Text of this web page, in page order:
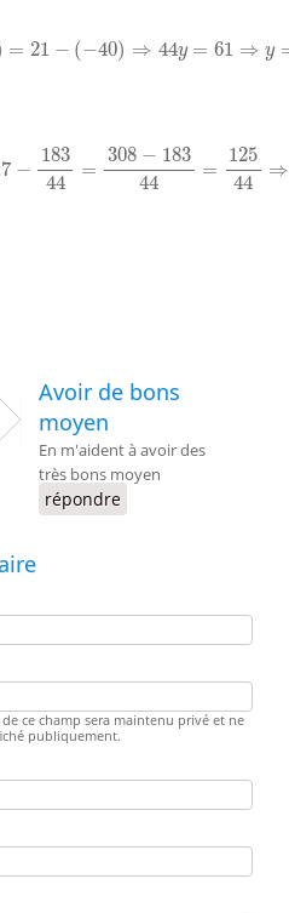
= 21 − (−40) ⇒ 44y = 61 ⇒ y
7 −
183
44
=
308 − 183
44
=
125
44
⇒
44= 308−183 44= 12544⇒
Avoir de bons
moyen
En m'aident à avoir des
très bons moyen
répondre
ce champ sera maintenu privé et ne
publiquement.